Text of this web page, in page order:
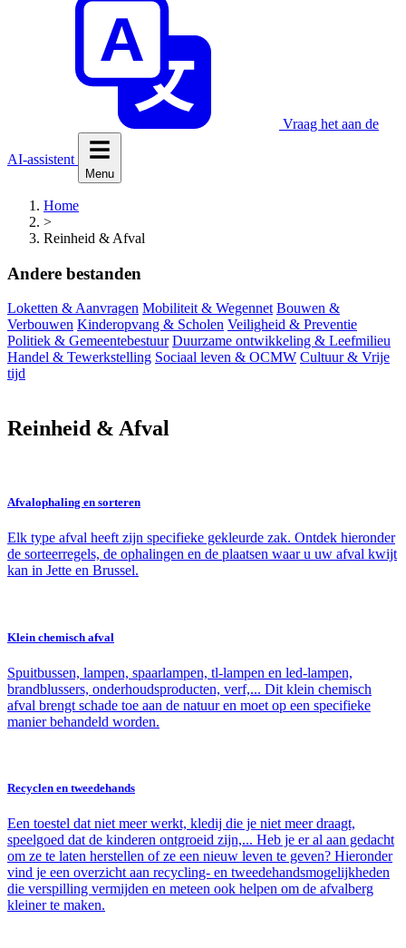
Vraag het aan de
AI-assistent
Menu
Home
>
Reinheid & Afval
Andere bestanden
Loketten & Aanvragen Mobiliteit & Wegennet Bouwen &
Verbouwen Kinderopvang & Scholen Veiligheid & Preventie
Politiek & Gemeentebestuur Duurzame ontwikkeling & Leefmilieu
Handel & Tewerkstelling Sociaal leven & OCMW Cultuur & Vrije
tijd
Reinheid & Afval
Afvalophaling en sorteren
Elk type afval heeft zijn specifieke gekleurde zak. Ontdek hieronder
de sorteerregels, de ophalingen en de plaatsen waar u uw afval kwijt
kan in Jette en Brussel.
Klein chemisch afval
Spuitbussen, lampen, spaarlampen, tl-lampen en led-lampen,
brandblussers, onderhoudsproducten, verf,... Dit klein chemisch
afval brengt schade toe aan de natuur en moet op een specifieke
manier behandeld worden.
Recyclen en tweedehands
Een toestel dat niet meer werkt, kledij die je niet meer draagt,
speelgoed dat de kinderen ontgroeid zijn,... Heb je er al aan gedacht
om ze te laten herstellen of ze een nieuw leven te geven? Hieronder
vind je een overzicht aan recycling- en tweedehandsmogelijkheden
die verspilling vermijden en meteen ook helpen om de afvalberg
kleiner te maken.